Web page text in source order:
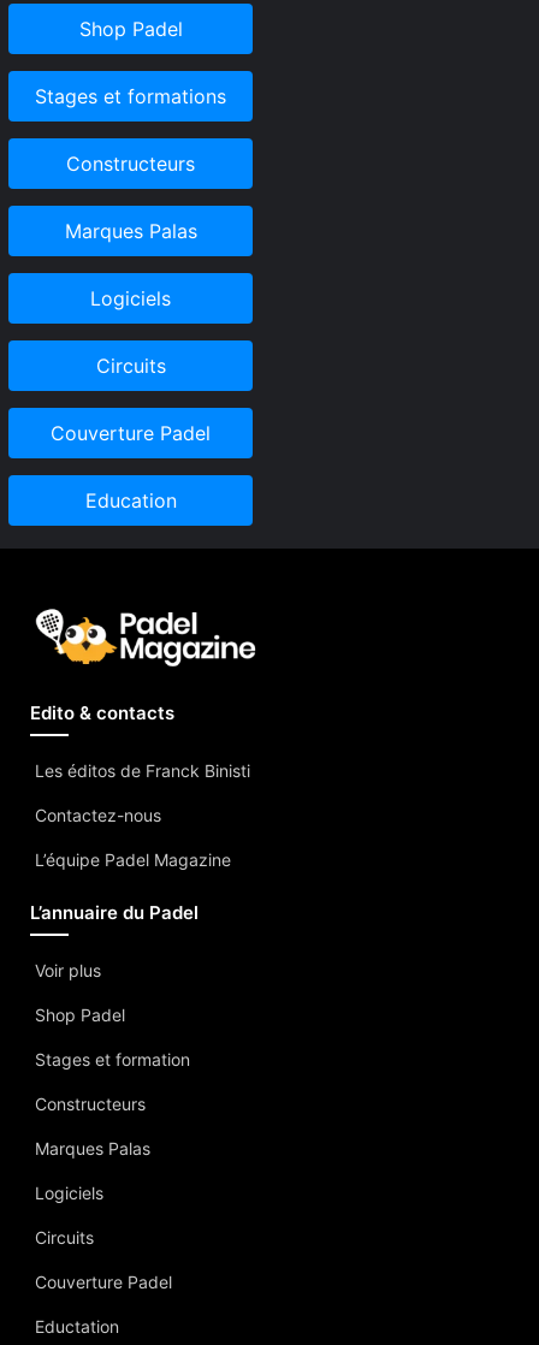
Shop Padel
Stages et formations
Constructeurs
Marques Palas
Logiciels
Circuits
Couverture Padel
Education
Edito & contacts
Les éditos de Franck Binisti
Contactez-nous
L’équipe Padel Magazine
L’annuaire du Padel
Voir plus
Shop Padel
Stages et formation
Constructeurs
Marques Palas
Logiciels
Circuits
Couverture Padel
Eductation